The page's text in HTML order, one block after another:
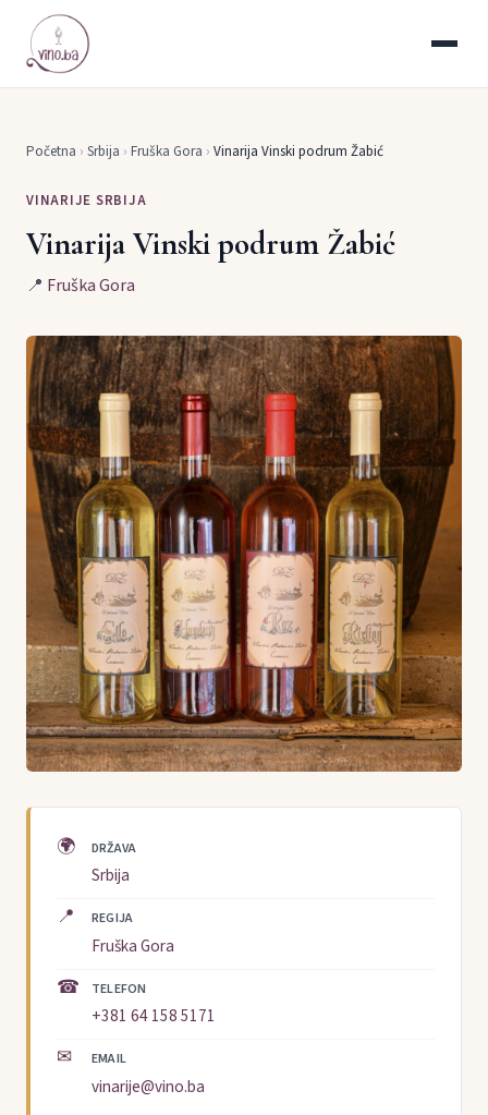
Početna › Srbija › Fruška Gora › Vinarija Vinski podrum Žabić
VINARIJE SRBIJA
Vinarija Vinski podrum Žabić
📍 Fruška Gora
🌍 DRŽAVA
Srbija
📍 REGIJA
Fruška Gora
☎ TELEFON
+381 64 158 5171
✉ EMAIL
vinarije@vino.ba